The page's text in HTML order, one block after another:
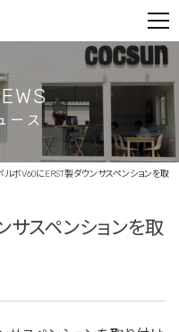
ース
ルボV60にERST製ダウンサスペンションを取
スペンションを取